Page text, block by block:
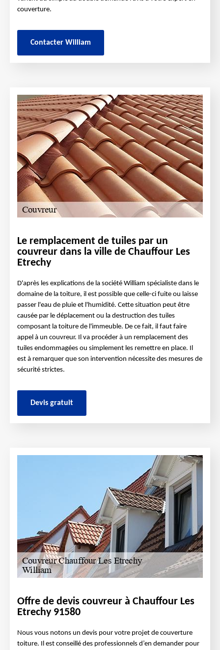
couverture.
Contacter William
Le remplacement de tuiles par un
couvreur dans la ville de Chauffour Les
Etrechy
D'après les explications de la société William spécialiste dans le
domaine de la toiture, il est possible que celle-ci fuite ou laisse
passer l'eau de pluie et l'humidité. Cette situation peut être
causée par le déplacement ou la destruction des tuiles
composant la toiture de l'immeuble. De ce fait, il faut faire
appel à un couvreur. Il va procéder à un remplacement des
tuiles endommagées ou simplement les remettre en place. Il
est à remarquer que son intervention nécessite des mesures de
sécurité strictes.
Devis gratuit
Offre de devis couvreur à Chauffour Les
Etrechy 91580
Nous vous notons un devis pour votre projet de couverture
toiture. Il est conseillé des professionnels d’en demander pour